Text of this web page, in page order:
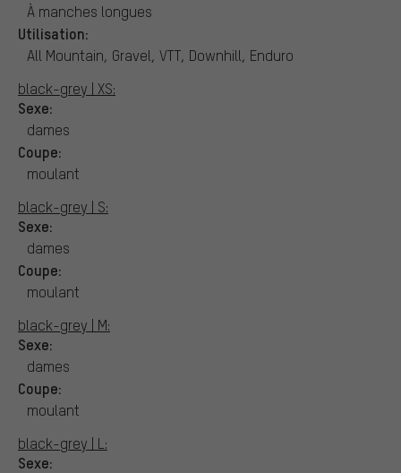
À manches longues
Utilisation:
All Mountain, Gravel, VTT, Downhill, Enduro
black-grey | XS:
Sexe:
dames
Coupe:
moulant
black-grey | S:
Sexe:
dames
Coupe:
moulant
black-grey | M:
Sexe:
dames
Coupe:
moulant
black-grey | L:
Sexe: